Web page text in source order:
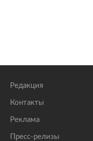
Редакция
Контакты
Реклама
Пресс-релизы